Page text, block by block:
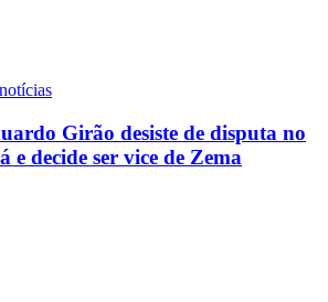
Girão desiste de disputa no
e decide ser vice de Zema